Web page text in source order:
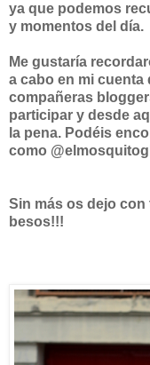
ya que podemos
y momentos del día.
Me gustaría
a cabo en mi cuenta
compañeras
participar y desde
la pena. Podéis
como
Sin más os dejo
besos!!!